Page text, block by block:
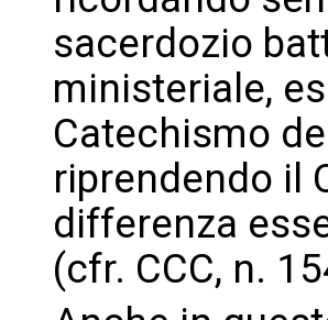
sacerdozio
ministeriale,
Catechismo
riprendendo il
differenza
(cfr. CCC, n.